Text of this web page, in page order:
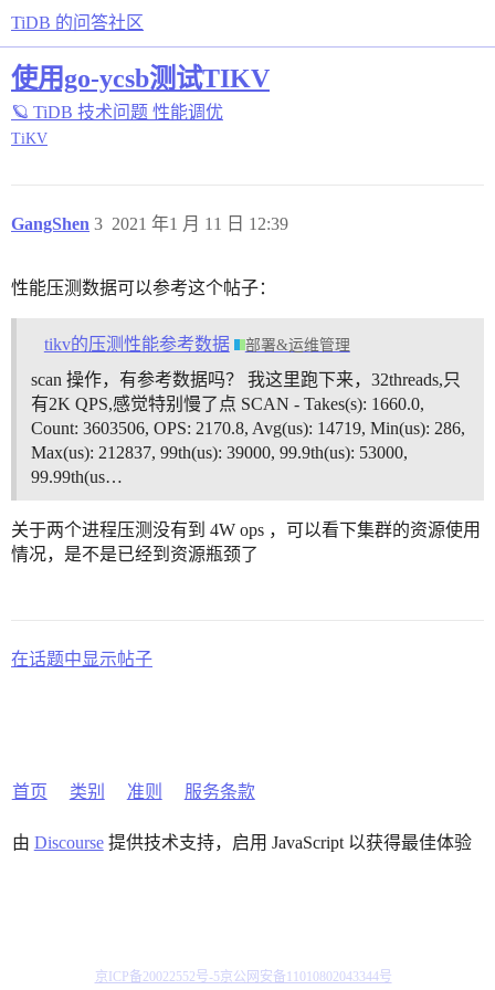
TiDB 的问答社区
使用go-ycsb测试TIKV
🪐 TiDB 技术问题 性能调优
TiKV
GangShen 2021 年1 月 11 日 12:39
3
性能压测数据可以参考这个帖子：
tikv的压测性能参考数据 部署&运维管理
scan 操作，有参考数据吗？ 我这里跑下来，32threads,只
有2K QPS,感觉特别慢了点 SCAN - Takes(s): 1660.0,
Count: 3603506, OPS: 2170.8, Avg(us): 14719, Min(us): 286,
Max(us): 212837, 99th(us): 39000, 99.9th(us): 53000,
99.99th(us…
关于两个进程压测没有到 4W ops ，可以看下集群的资源使用
情况，是不是已经到资源瓶颈了
在话题中显示帖子
首页 类别 准则 服务条款
由 Discourse提供技术支持，启用 JavaScript 以获得最佳体验
京ICP备20022552号-5京公网安备11010802043344号